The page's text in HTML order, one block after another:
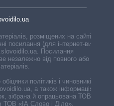
розміщених на сайті,
посилання (для інтернет-видань
Посилання
незалежно від повного або
політиків і чиновників,
а також інформація про
зібрана й опрацьована ТОВ «ІА
ТОВ «ІА Слово і Діло».